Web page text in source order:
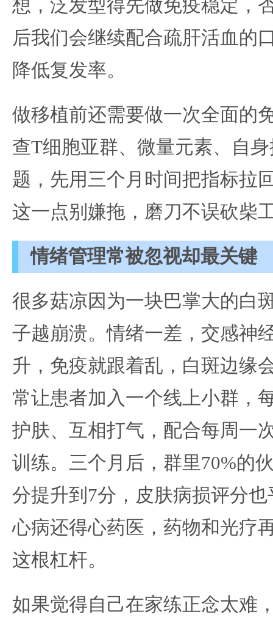
想，泛发型得先做免疫稳定，
后我们会继续配合疏肝活血的
降低复发率。
做移植前还需要做一次全面的
查T细胞亚群、微量元素、自
题，先用三个月时间把指标拉
这一点别嫌拖，磨刀不误砍柴
情绪管理常被忽视却最关键
很多菇凉因为一块巴掌大的白
子越崩溃。情绪一差，交感神
升，免疫就跟着乱，白斑边缘
常让患者加入一个线上小群，
护肤、互相打气，配合每周一
训练。三个月后，群里70%的
分提升到7分，皮肤病损评分
心病还得心药医，药物和光疗
这根杠杆。
如果觉得自己在家练正念太难